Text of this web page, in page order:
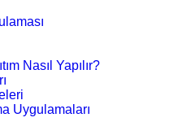
Nasıl Yapılır?
Uygulamaları